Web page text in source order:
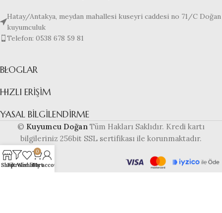
Hatay/Antakya, meydan mahallesi kuseyri caddesi no 71/C Doğan
kuyumculuk
Telefon: 0538 678 59 81
BLOGLAR
HIZLI ERIŞIM
YASAL BILGILENDIRME
© Kuyumcu Doğan Tüm Hakları Saklıdır. Kredi kartı
bilgileriniz 256bit SSL sertifikası ile korunmaktadır.
ShopFiltrelerWishlist
0
Cart
My account